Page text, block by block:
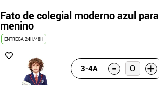
Fato de colegial moderno azul para
menino
ENTREGA 24H/48H
3-4A - +